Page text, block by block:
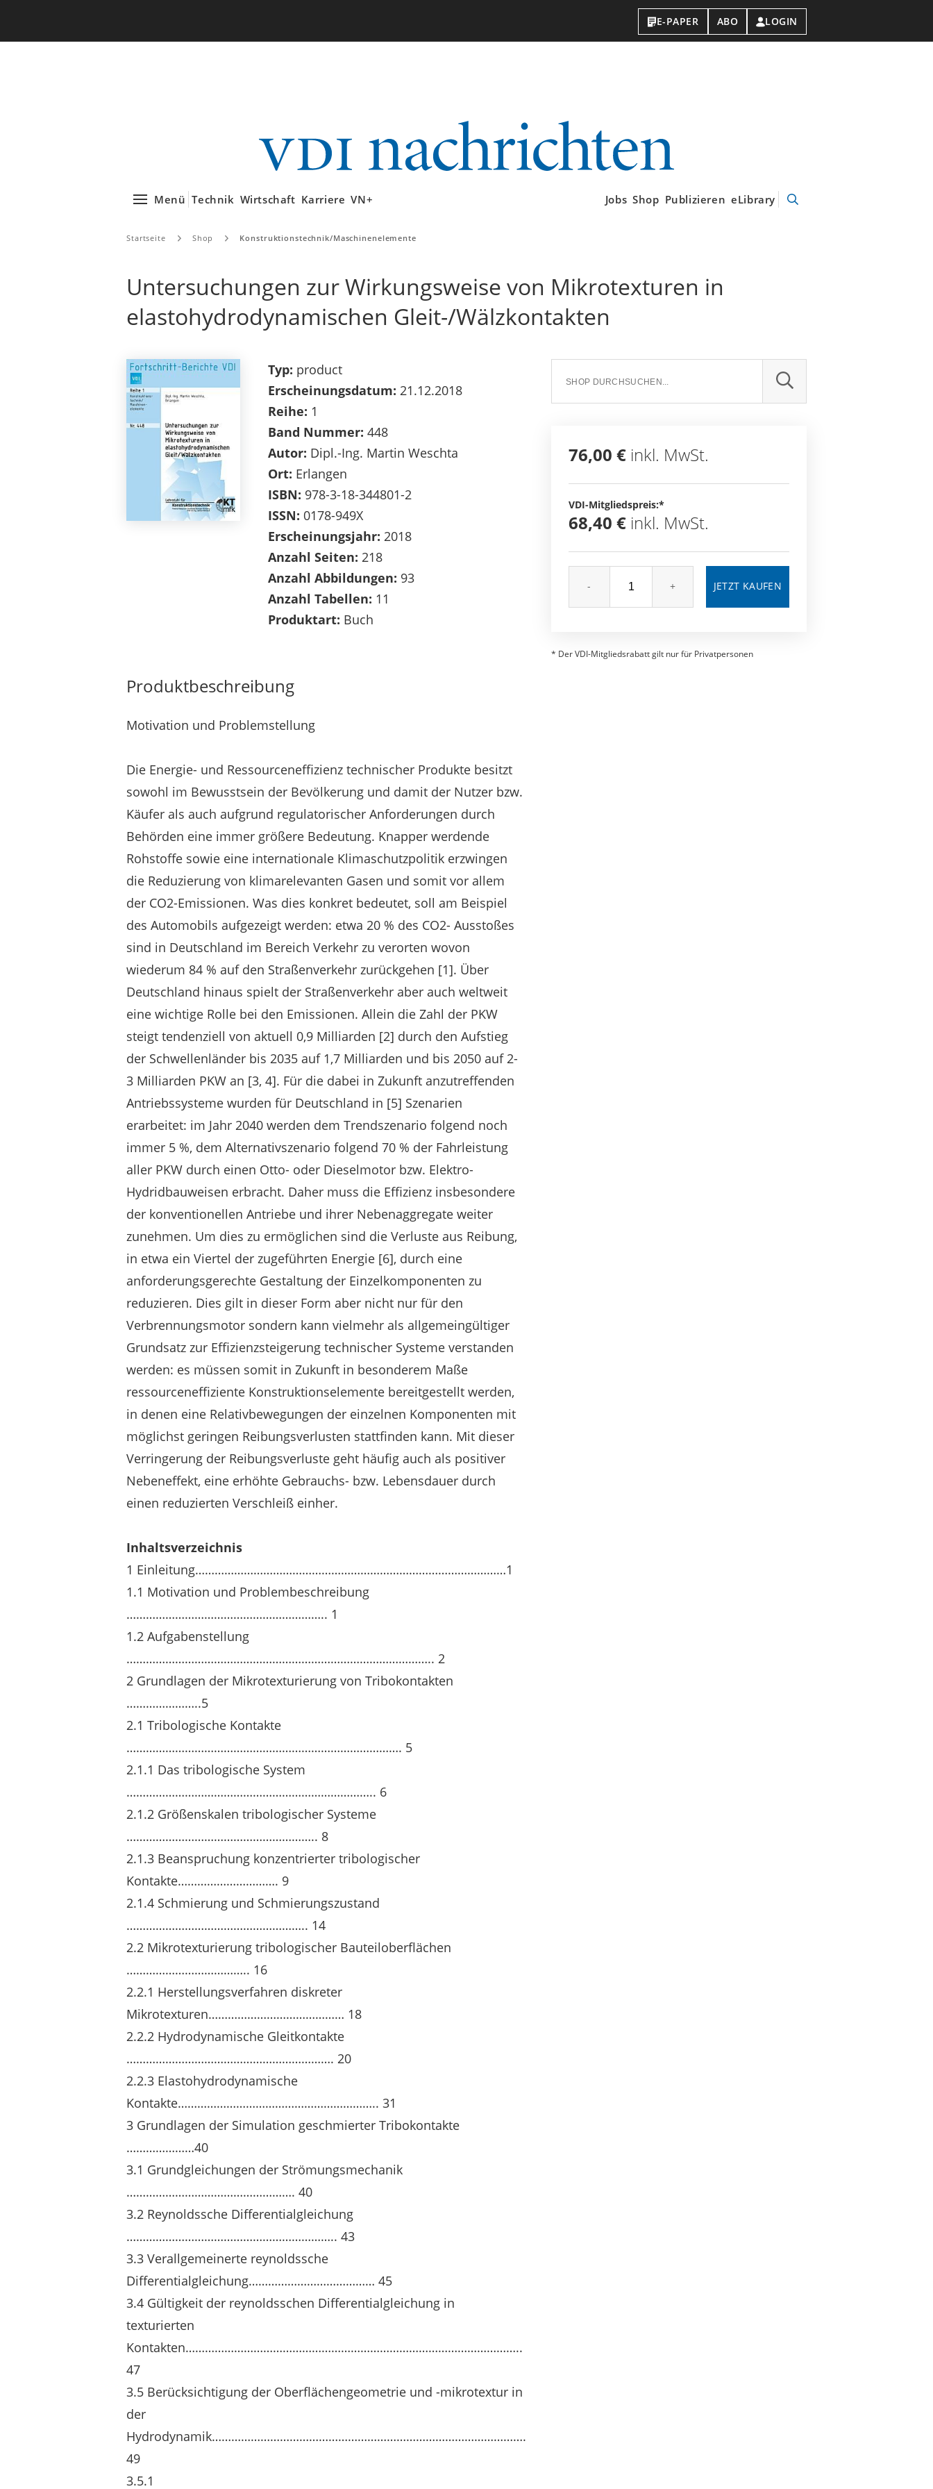
E-PAPER ABO LOGIN
Menü Technik Wirtschaft Karriere VN+ Jobs Shop Publizieren eLibrary
Startseite Shop Konstruktionstechnik/Maschinenelemente
Untersuchungen zur Wirkungsweise von Mikrotexturen in
elastohydrodynamischen Gleit-/Wälzkontakten
Typ: product
Erscheinungsdatum: 21.12.2018
Reihe: 1
Band Nummer: 448
Autor: Dipl.-Ing. Martin Weschta
Ort: Erlangen
ISBN: 978-3-18-344801-2
ISSN: 0178-949X
Erscheinungsjahr: 2018
Anzahl Seiten: 218
Anzahl Abbildungen: 93
Anzahl Tabellen: 11
Produktart: Buch
Produktbeschreibung
Motivation und Problemstellung
Die Energie- und Ressourceneffizienz technischer Produkte besitzt
sowohl im Bewusstsein der Bevölkerung und damit der Nutzer bzw.
Käufer als auch aufgrund regulatorischer Anforderungen durch
Behörden eine immer größere Bedeutung. Knapper werdende
Rohstoffe sowie eine internationale Klimaschutzpolitik erzwingen
die Reduzierung von klimarelevanten Gasen und somit vor allem
der CO2-Emissionen. Was dies konkret bedeutet, soll am Beispiel
des Automobils aufgezeigt werden: etwa 20 % des CO2- Ausstoßes
sind in Deutschland im Bereich Verkehr zu verorten wovon
wiederum 84 % auf den Straßenverkehr zurückgehen [1]. Über
Deutschland hinaus spielt der Straßenverkehr aber auch weltweit
eine wichtige Rolle bei den Emissionen. Allein die Zahl der PKW
steigt tendenziell von aktuell 0,9 Milliarden [2] durch den Aufstieg
der Schwellenländer bis 2035 auf 1,7 Milliarden und bis 2050 auf 2-
3 Milliarden PKW an [3, 4]. Für die dabei in Zukunft anzutreffenden
Antriebssysteme wurden für Deutschland in [5] Szenarien
erarbeitet: im Jahr 2040 werden dem Trendszenario folgend noch
immer 5 %, dem Alternativszenario folgend 70 % der Fahrleistung
aller PKW durch einen Otto- oder Dieselmotor bzw. Elektro-
Hydridbauweisen erbracht. Daher muss die Effizienz insbesondere
der konventionellen Antriebe und ihrer Nebenaggregate weiter
zunehmen. Um dies zu ermöglichen sind die Verluste aus Reibung,
in etwa ein Viertel der zugeführten Energie [6], durch eine
anforderungsgerechte Gestaltung der Einzelkomponenten zu
reduzieren. Dies gilt in dieser Form aber nicht nur für den
Verbrennungsmotor sondern kann vielmehr als allgemeingültiger
Grundsatz zur Effizienzsteigerung technischer Systeme verstanden
werden: es müssen somit in Zukunft in besonderem Maße
ressourceneffiziente Konstruktionselemente bereitgestellt werden,
in denen eine Relativbewegungen der einzelnen Komponenten mit
möglichst geringen Reibungsverlusten stattfinden kann. Mit dieser
Verringerung der Reibungsverluste geht häufig auch als positiver
Nebeneffekt, eine erhöhte Gebrauchs- bzw. Lebensdauer durch
einen reduzierten Verschleiß einher.
Inhaltsverzeichnis
1 Einleitung……………………………………………………………………………………1
1.1 Motivation und Problembeschreibung
…………………………………………………….. 1
1.2 Aufgabenstellung
………………………………………………………………………………….. 2
2 Grundlagen der Mikrotexturierung von Tribokontakten
…………………..5
2.1 Tribologische Kontakte
…………………………………………………………………………. 5
2.1.1 Das tribologische System
………………………………………………………………….. 6
2.1.2 Größenskalen tribologischer Systeme
………………………………………………….. 8
2.1.3 Beanspruchung konzentrierter tribologischer
Kontakte…………………………. 9
2.1.4 Schmierung und Schmierungszustand
……………………………………………….. 14
2.2 Mikrotexturierung tribologischer Bauteiloberflächen
……………………………….. 16
2.2.1 Herstellungsverfahren diskreter
Mikrotexturen…………………………………… 18
2.2.2 Hydrodynamische Gleitkontakte
………………………………………………………. 20
2.2.3 Elastohydrodynamische
Kontakte…………………………………………………….. 31
3 Grundlagen der Simulation geschmierter Tribokontakte
…………………40
3.1 Grundgleichungen der Strömungsmechanik
……………………………………………. 40
3.2 Reynoldssche Differentialgleichung
……………………………………………………….. 43
3.3 Verallgemeinerte reynoldssche
Differentialgleichung………………………………… 45
3.4 Gültigkeit der reynoldsschen Differentialgleichung in
texturierten
Kontakten…………………………………………………………………………………………..
47
3.5 Berücksichtigung der Oberflächengeometrie und -mikrotextur in
der
Hydrodynamik…………………………………………………………………………………….
49
3.5.1
SUCHE
76,00 € inkl. MwSt.
VDI-Mitgliedspreis:*
68,40 € inkl. MwSt.
- +
* Der VDI-Mitgliedsrabatt gilt nur für Privatpersonen